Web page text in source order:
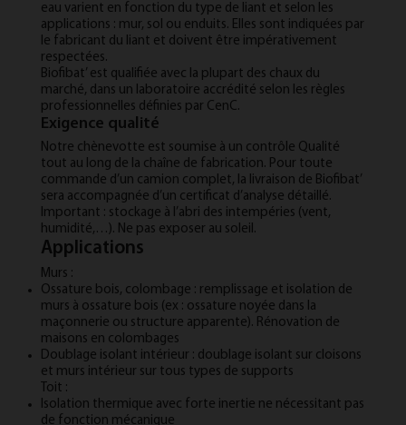
eau varient en fonction du type de liant et selon les
applications : mur, sol ou enduits. Elles sont indiquées par
le fabricant du liant et doivent être impérativement
respectées.
Biofibat’ est qualifiée avec la plupart des chaux du
marché, dans un laboratoire accrédité selon les règles
professionnelles définies par CenC.
Exigence qualité
Notre chènevotte est soumise à un contrôle Qualité
tout au long de la chaîne de fabrication. Pour toute
commande d’un camion complet, la livraison de Biofibat’
sera accompagnée d’un certificat d’analyse détaillé.
Important : stockage à l’abri des intempéries (vent,
humidité,…). Ne pas exposer au soleil.
Applications
Murs :
Ossature bois, colombage : remplissage et isolation de
murs à ossature bois (ex : ossature noyée dans la
maçonnerie ou structure apparente). Rénovation de
maisons en colombages
Doublage isolant intérieur : doublage isolant sur cloisons
et murs intérieur sur tous types de supports
Toit :
Isolation thermique avec forte inertie ne nécessitant pas
de fonction mécanique